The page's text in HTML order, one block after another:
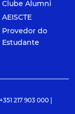
Clube Alumni
AEISCTE
Provedor do
Estudante
217 903 000 |